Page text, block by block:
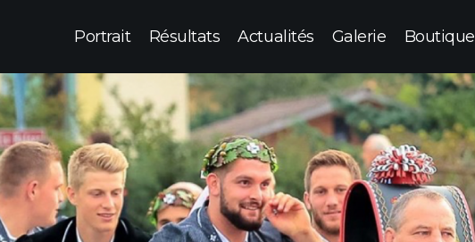
Portrait Résultats Actualités Galerie Boutique